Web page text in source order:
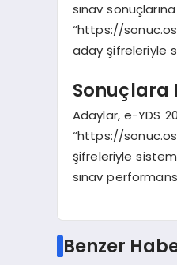
sınav
“https://
aday şifreleriyle
Sonuçlara
Adaylar, e-YDS
“https://
şifreleriyle
sınav
Benzer